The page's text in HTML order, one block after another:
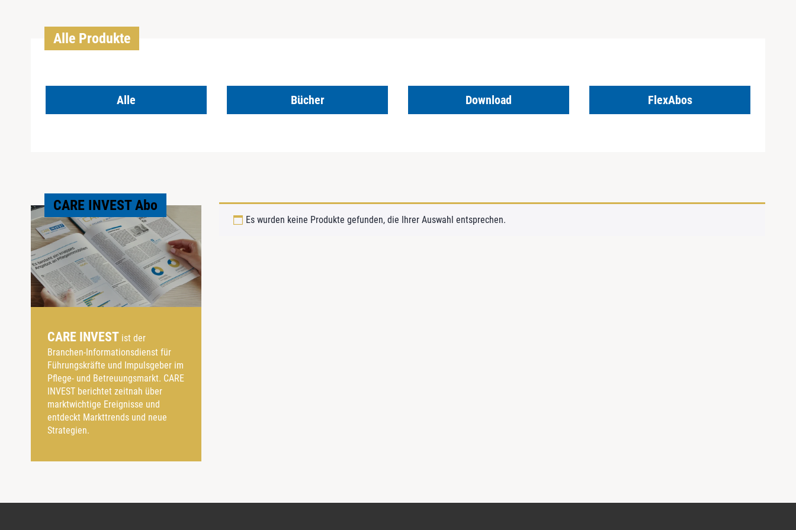
Alle Produkte
Alle Bücher Download FlexAbos
CARE INVEST Abo
CARE INVEST ist der
Branchen-Informationsdienst für
Führungskräfte und Impulsgeber im
Pflege- und Betreuungsmarkt. CARE
INVEST berichtet zeitnah über
marktwichtige Ereignisse und
entdeckt Markttrends und neue
Strategien.
Es wurden keine Produkte gefunden, die Ihrer Auswahl entsprechen.